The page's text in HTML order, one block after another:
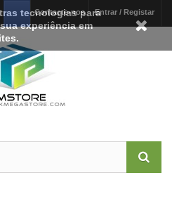
Entrar / Registar
Contacte-nos
tecnologias para
experiência em